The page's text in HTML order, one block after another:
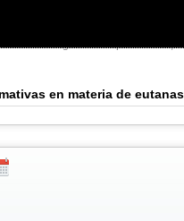
siendo organizadas por el CMB,
formativas en materia de